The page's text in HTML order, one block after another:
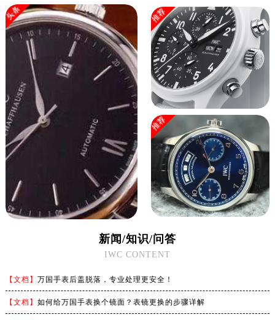
头条 推荐
推荐
新闻/知识/问答
IWC CONTENT
【文档】 万国手表后盖脱落，专业处理更安全！
【文档】 如何给万国手表换个镜面？表镜更换的步骤详解